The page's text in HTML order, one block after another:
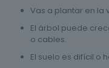
Vas a plantar en la
El árbol puede
o cables.
El suelo es difícil o